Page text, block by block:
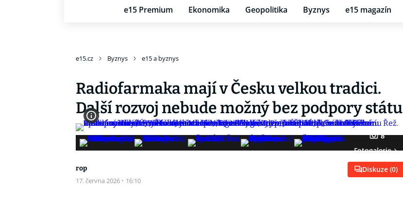
e15 Premium Ekonomika Geopolitika Byznys e15 magazín
e15.cz Byznys e15 a byznys
Radiofarmaka mají v Česku velkou tradici.
Další rozvoj nebude možný bez podpory státu
8
Fotogalerie
rop
17. června 2026 · 16:10
Diskuze (0)